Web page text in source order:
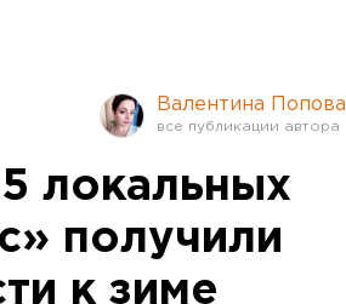
Валентина Попова
локальных
получили
к зиме